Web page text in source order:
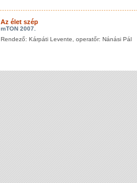
Az élet szép
mTON 2007.
Rendező: Kárpáti Levente, operatőr: Nánási Pál